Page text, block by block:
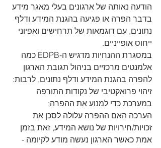
הודעה נאותה של ארגונים בעלי מאגר מידע
בדבר הפרה או פגיעה בהגנת המידע ודלף
נתונים, עם דוגמאות של תרחישים ואפיוני
ייחוס אופייניים.
במסגרת ההנחיות מדגיש ה-EDPB כמה
אלמנטים מרכזיים בניהול תגובת הארגון
להפרה בהגנת המידע ודלף נתונים, לרבות:
זיהוי פרואקטיבי של נקודות התורפה
במערכת כדי למנוע את ההפרה;
הערכה האם ההפרה עלולה לסכן את
זכויות/חירויות של נושא המידע, זאת בזמן
אמת כאשר הארגון נעשה מודע לקיומה -